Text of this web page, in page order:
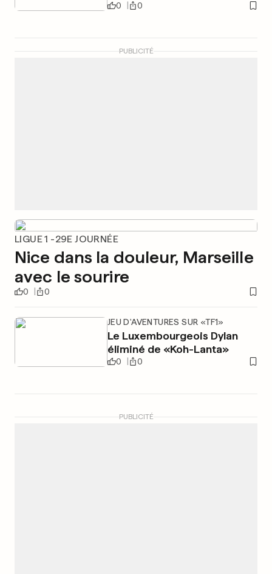
0 0
PUBLICITÉ
LIGUE 1 -29E JOURNÉE
Nice dans la douleur, Marseille
avec le sourire
0 0
JEU D'AVENTURES SUR «TF1»
Le Luxembourgeois Dylan
éliminé de «Koh-Lanta»
0 0
PUBLICITÉ